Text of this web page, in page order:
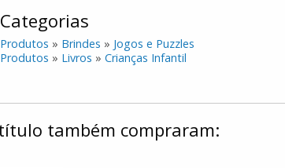
Categorias
Produtos » Brindes » Jogos e Puzzles
Produtos » Livros »Crianças Infantil
também compraram: